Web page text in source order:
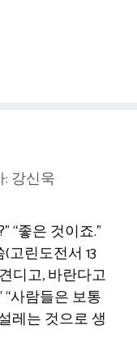
: 강신욱
“좋은 것이죠.”
고린도전서 13
디고, 바란다고
“사람들은 보통
레는 것으로 생